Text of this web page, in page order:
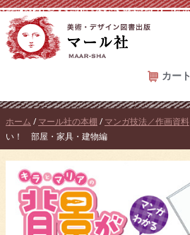
コ
ン
テ
ス
キ
ッ
プ
カート
ホーム / マール社の本棚 / マンガ技法／作画資料
い！ 部屋・家具・建物編